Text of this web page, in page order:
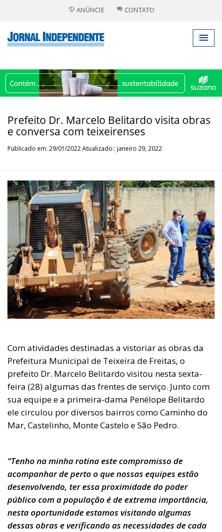
ANÚNCIE CONTATO
Prefeito Dr. Marcelo Belitardo visita obras
e conversa com teixeirenses
Publicado em: 29/01/2022 Atualizado:: janeiro 29, 2022
Com atividades destinadas a vistoriar as obras da
Prefeitura Municipal de Teixeira de Freitas, o
prefeito Dr. Marcelo Belitardo visitou nesta sexta-
feira (28) algumas das frentes de serviço. Junto com
sua equipe e a primeira-dama Penélope Belitardo
ele circulou por diversos bairros como Caminho do
Mar, Castelinho, Monte Castelo e São Pedro.
“Tenho na minha rotina este compromisso de
acompanhar de perto o que nossas equipes estão
desenvolvendo, ter essa proximidade do poder
público com a população é de extrema importância,
nesta oportunidade estamos visitando algumas
dessas obras e verificando as necessidades de cada